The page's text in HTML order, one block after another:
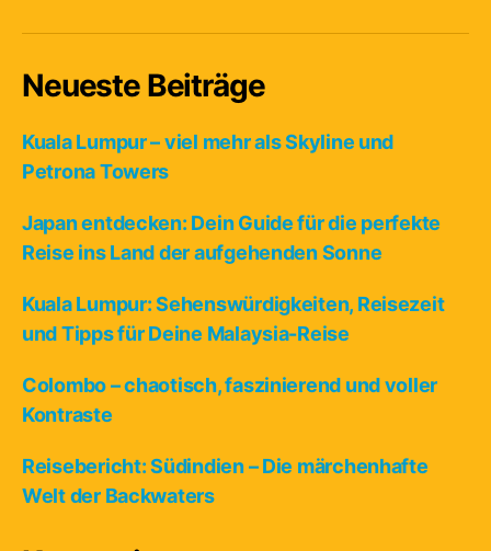
Neueste Beiträge
Kuala Lumpur – viel mehr als Skyline und
Petrona Towers
Japan entdecken: Dein Guide für die perfekte
Reise ins Land der aufgehenden Sonne
Kuala Lumpur: Sehenswürdigkeiten, Reisezeit
und Tipps für Deine Malaysia-Reise
Colombo – chaotisch, faszinierend und voller
Kontraste
Reisebericht: Südindien – Die märchenhafte
Welt der Backwaters